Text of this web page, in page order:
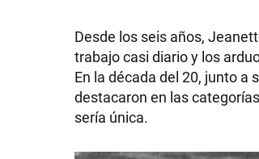
Desde los seis años,
trabajo casi diario y los
En la década del 20, junto
destacaron en las
sería única.